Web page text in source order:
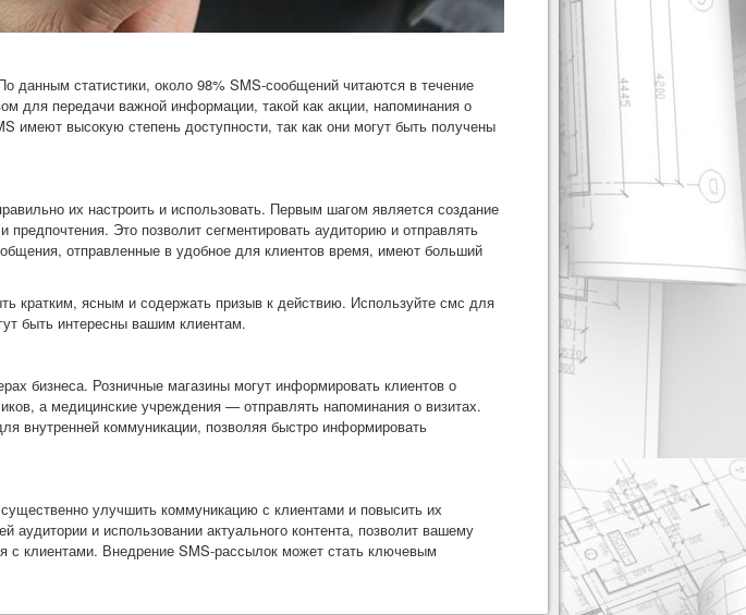
статистики, около 98% SMS-сообщений читаются в течение
для передачи важной информации, такой как акции, напоминания о
имеют высокую степень доступности, так как они могут быть получены
их настроить и использовать. Первым шагом является создание
Это позволит сегментировать аудиторию и отправлять
отправленные в удобное для клиентов время, имеют больший
кратким, ясным и содержать призыв к действию. Используйте смс для
быть интересны вашим клиентам.
бизнеса. Розничные магазины могут информировать клиентов о
а медицинские учреждения — отправлять напоминания о визитах.
внутренней коммуникации, позволяя быстро информировать
улучшить коммуникацию с клиентами и повысить их
аудитории и использовании актуального контента, позволит вашему
с клиентами. Внедрение SMS-рассылок может стать ключевым